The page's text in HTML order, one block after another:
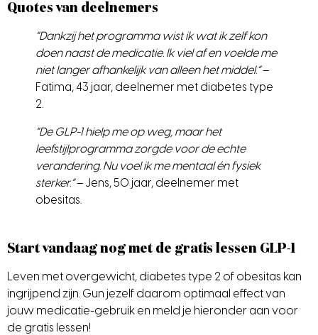
Quotes van deelnemers
“Dankzij het programma wist ik wat ik zelf kon
doen naast de medicatie. Ik viel af en voelde me
niet langer afhankelijk van alleen het middel.”–
Fatima, 43 jaar, deelnemer met diabetes type
2.
“De GLP-1 hielp me op weg, maar het
leefstijlprogramma zorgde voor de echte
verandering. Nu voel ik me mentaal én fysiek
sterker.”– Jens, 50 jaar, deelnemer met
obesitas.
Start vandaag nog met de gratis lessen GLP-1
Leven met overgewicht, diabetes type 2 of obesitas kan
ingrijpend zijn. Gun jezelf daarom optimaal effect van
jouw medicatie-gebruik en meld je hieronder aan voor
de gratis lessen!